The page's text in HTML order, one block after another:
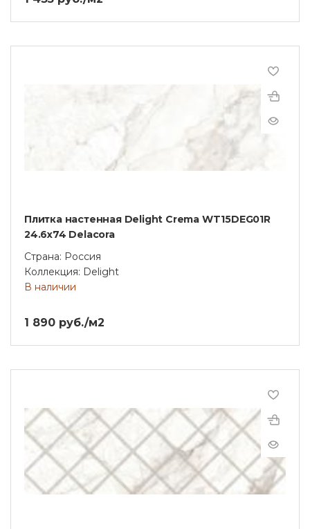
Плитка настенная Delight Crema WT15DEG01R
24.6х74 Delacora
Страна: Россия
Коллекция: Delight
В наличии
1 890 руб./м2